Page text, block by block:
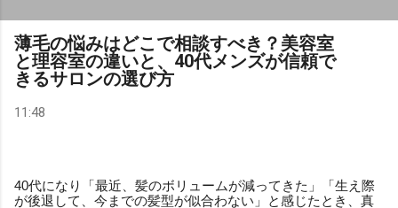
薄毛の悩みはどこで相談すべき？美容室
と理容室の違いと、40代メンズが信頼で
きるサロンの選び方
11:48
40代になり「最近、髪のボリュームが減ってきた」「生え際
が後退して、今までの髪型が似合わない」と感じたとき、真